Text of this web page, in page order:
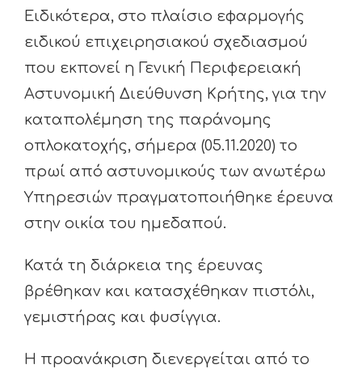
Ειδικότερα, στο πλαίσιο εφαρμογής
ειδικού επιχειρησιακού σχεδιασμού
που εκπονεί η Γενική Περιφερειακή
Αστυνομική Διεύθυνση Κρήτης, για την
καταπολέμηση της παράνομης
οπλοκατοχής, σήμερα (05.11.2020) το
πρωί από αστυνομικούς των ανωτέρω
Υπηρεσιών πραγματοποιήθηκε έρευνα
στην οικία του ημεδαπού.
Κατά τη διάρκεια της έρευνας
βρέθηκαν και κατασχέθηκαν πιστόλι,
γεμιστήρας και φυσίγγια.
Η προανάκριση διενεργείται από το